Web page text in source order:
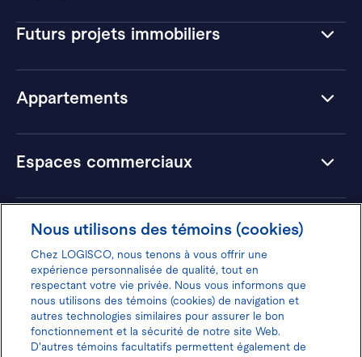
Futurs projets immobiliers
Appartements
Espaces commerciaux
Hôtels
Donnez votre avis pour gagner 100$
Nous utilisons des témoins (cookies)
Chez LOGISCO, nous tenons à vous offrir une
expérience personnalisée de qualité, tout en
respectant votre vie privée. Nous vous informons que
nous utilisons des témoins (cookies) de navigation et
autres technologies similaires pour assurer le bon
fonctionnement et la sécurité de notre site Web.
D'autres témoins facultatifs permettent également de